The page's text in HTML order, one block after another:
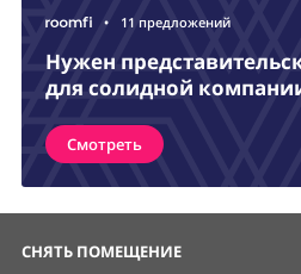
• 11 предложений
Нужен
для солидной
Смотреть
СНЯТЬ ПОМЕЩЕНИЕ